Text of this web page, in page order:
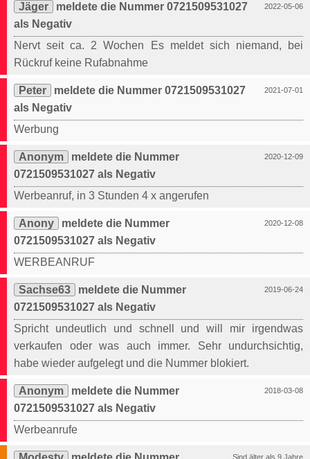
2022-05-06
Jäger
meldete die Nummer 0721509531027
als Negativ
Nervt seit ca. 2 Wochen Es meldet sich niemand, bei
Rückruf keine Rufabnahme
2021-07-01
Peter
meldete die Nummer 0721509531027
als Negativ
Werbung
2020-12-09
Anonym
meldete die Nummer
0721509531027 als Negativ
Werbeanruf, in 3 Stunden 4 x angerufen
2020-12-08
Anony
meldete die Nummer
0721509531027 als Negativ
WERBEANRUF
2019-06-24
Sachse63
meldete die Nummer
0721509531027 als Negativ
Spricht undeutlich und schnell und will mir irgendwas
verkaufen oder was auch immer. Sehr undurchsichtig,
habe wieder aufgelegt und die Nummer blokiert.
2018-03-08
Anonym
meldete die Nummer
0721509531027 als Negativ
Werbeanrufe
Sind älter als 9 Jahre